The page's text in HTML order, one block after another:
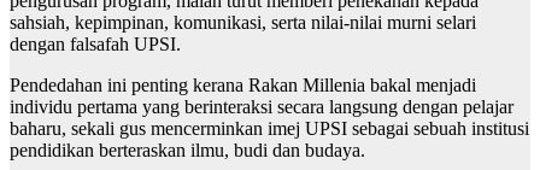
sahsiah, kepimpinan, komunikasi, serta nilai-nilai murni selari
dengan falsafah UPSI.
Pendedahan ini penting kerana Rakan Millenia bakal menjadi
individu pertama yang berinteraksi secara langsung dengan pelajar
baharu, sekali gus mencerminkan imej UPSI sebagai sebuah institusi
pendidikan berteraskan ilmu, budi dan budaya.